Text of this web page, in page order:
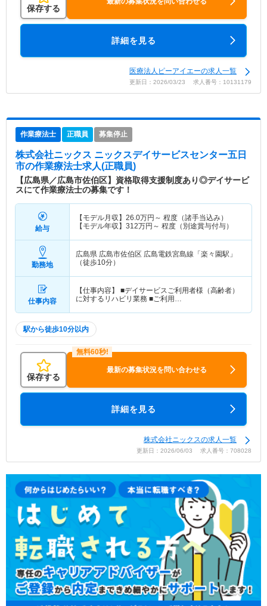
保存する
詳細を見る
医療法人ピーアイエーの求人一覧
更新日：2026/03/23 求人番号：10131179
作業療法士 正職員 募集停止
株式会社ニックス ニックスデイサービスセンター五日
市の作業療法士求人(正職員)
【広島県／広島市佐伯区】資格取得支援制度あり◎デイサービ
スにて作業療法士の募集です！
給与
【モデル月収】 26.0万円～ 程度（諸手当込み）
【モデル年収】 312万円～ 程度（別途賞与付与）
勤務地
広島県 広島市佐伯区 広島電鉄宮島線「楽々園駅」
（徒歩10分）
仕事内容
【仕事内容】 ■デイサービスご利用者様（高齢者）
に対するリハビリ業務 ■ご利用…
駅から徒歩10分以内
保存する
最新の募集状況を問い合わせる
詳細を見る
株式会社ニックスの求人一覧
更新日：2026/06/03 求人番号：708028